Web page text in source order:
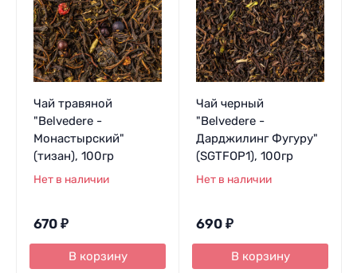
Чай травяной
"Belvedere -
Монастырский"
(тизан), 100гр
Нет в наличии
670 ₽
В корзину
Чай черный
"Belvedere -
Дарджилинг Фугуру"
(SGTFOP1), 100гр
Нет в наличии
690 ₽
В корзину